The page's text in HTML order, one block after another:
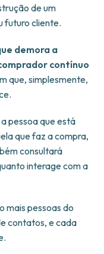
de um
futuro cliente.
demora a
contínuo
que, simplesmente,
pessoa que está
que faz a compra,
consultará
interage com a
mais pessoas do
contatos, e cada